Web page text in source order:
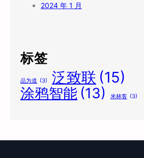
2024 年 1 月
标签
品为道 (3) 泛致联 (15)
涂鸦智能 (13) 米林客 (3)